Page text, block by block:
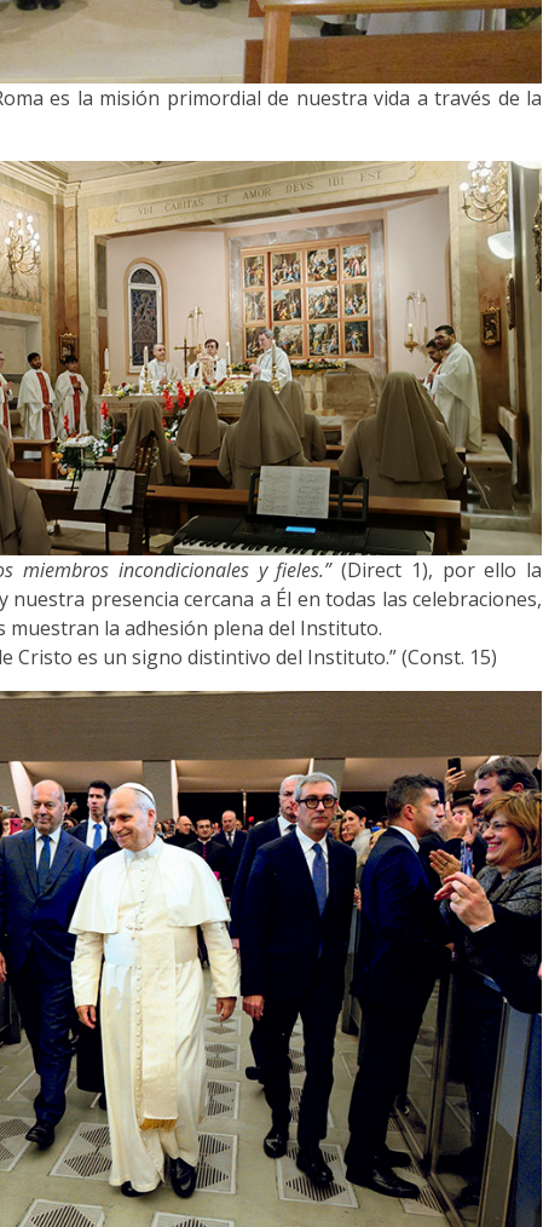
es la misión primordial de nuestra vida a través de la
miembros incondicionales y fieles.”(Direct 1), por ello la
presencia cercana a Él en todas las celebraciones,
la adhesión plena del Instituto.
Cristo es un signo distintivo del Instituto.” (Const. 15)